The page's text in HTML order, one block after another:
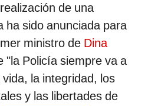
de una
ha sido anunciada para
ministro de Dina
"la Policía siempre va a
la integridad, los
y las libertades de